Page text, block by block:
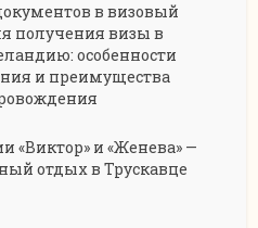
в визовый
получения визы в
особенности
и преимущества
«Виктор» и «Женева» —
отдых в Трускавце